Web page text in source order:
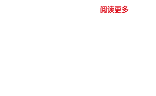
阅读更多